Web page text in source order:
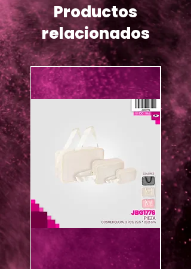
Productos
relacionados